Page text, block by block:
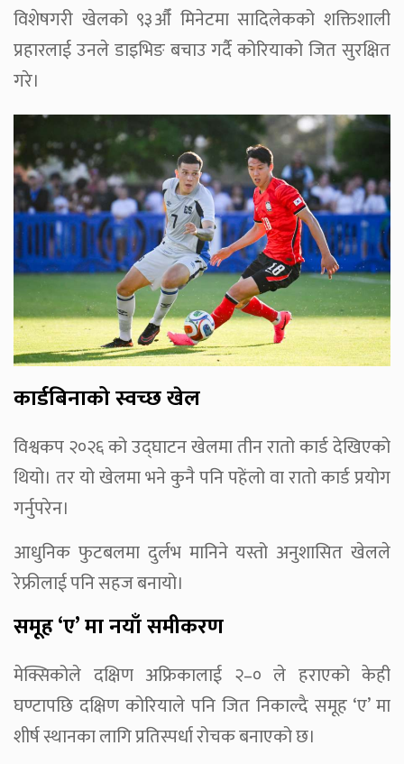
विशेषगरी खेलको ९३औँ मिनेटमा सादिलेकको शक्तिशाली
प्रहारलाई उनले डाइभिङ बचाउ गर्दै कोरियाको जित सुरक्षित
गरे।
कार्डबिनाको स्वच्छ खेल
विश्वकप २०२६ को उद्घाटन खेलमा तीन रातो कार्ड देखिएको
थियो। तर यो खेलमा भने कुनै पनि पहेंलो वा रातो कार्ड प्रयोग
गर्नुपरेन।
आधुनिक फुटबलमा दुर्लभ मानिने यस्तो अनुशासित खेलले
रेफ्रीलाई पनि सहज बनायो।
समूह ‘ए’ मा नयाँ समीकरण
मेक्सिकोले दक्षिण अफ्रिकालाई २–० ले हराएको केही
घण्टापछि दक्षिण कोरियाले पनि जित निकाल्दै समूह ‘ए’ मा
शीर्ष स्थानका लागि प्रतिस्पर्धा रोचक बनाएको छ।